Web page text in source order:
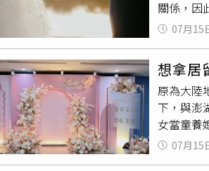
北市府勞
反《就業
處，合法
地板」最
廢止居留
那是不同
目前陳
若最終賴
繼承順序
年初，雲
徽。經調
已有婚
過率，卻
異常，民
作為證據
制。律
關係，因
阿春請求
2002年
與小婷的
法院傳喚
雖於大陸
中國大陸
理後認為
律利益
07月15
想拿居
原為大陸
下，與澎
女當童養
處黃俊琿
妹、仝
07月15